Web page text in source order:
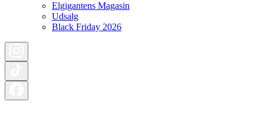
Elgigantens Magasin
Udsalg
Black Friday 2026